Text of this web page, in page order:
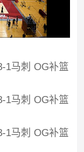
1马刺 OG补篮
1马刺 OG补篮
1马刺 OG补篮